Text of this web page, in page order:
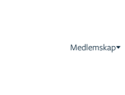
Medlemskap